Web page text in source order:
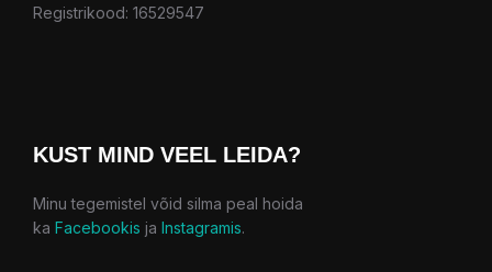
Registrikood: 16529547
KUST MIND VEEL LEIDA?
Minu tegemistel võid silma peal hoida
ka Facebookis ja Instagramis.